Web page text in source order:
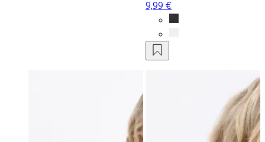
9,99 €